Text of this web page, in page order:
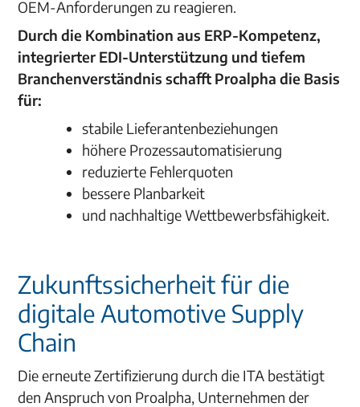
OEM-Anforderungen zu reagieren.
Durch die Kombination aus ERP-Kompetenz,
integrierter EDI-Unterstützung und tiefem
Branchenverständnis schafft Proalpha die Basis
für:
stabile Lieferantenbeziehungen
höhere Prozessautomatisierung
reduzierte Fehlerquoten
bessere Planbarkeit
und nachhaltige Wettbewerbsfähigkeit.
Zukunftssicherheit für die
digitale Automotive Supply
Chain
Die erneute Zertifizierung durch die ITA bestätigt
den Anspruch von Proalpha, Unternehmen der